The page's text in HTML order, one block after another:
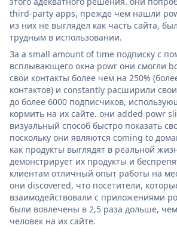
third-party apps, прежде чем нашли
из них не выглядел как часть сайта,
трудным в использовании.
За a small amount of time подписку с
всплывающего окна powr они смогли
свои контакты более чем на 250%
контактов) и constantly расширили
до более 6000 подписчиков,
кормить на их сайте. они added powr
визуальный способ быстро показать
поскольку они являются coming to
как продукты выглядят в реальной
демонстрирует их продукты и
клиентам отличный опыт работы на
они discovered, что посетители,
взаимодействовали с приложениями
были вовлечены в 2,5 раза дольше,
человек на их сайте.